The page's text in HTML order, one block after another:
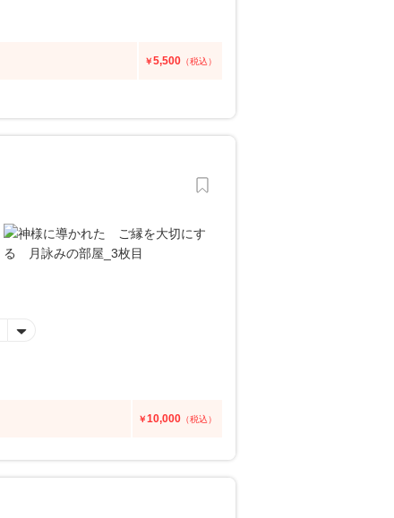
￥5,500 （税込）
￥10,000 （税込）